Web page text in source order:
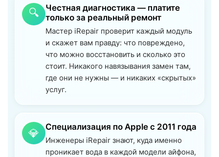
🔍
Честная диагностика — платите
только за реальный ремонт
Мастер iRepair проверит каждый модуль
и скажет вам правду: что повреждено,
что можно восстановить и сколько это
стоит. Никакого навязывания замен там,
где они не нужны — и никаких «скрытых»
услуг.
💎 Специализация по Apple с 2011 года
Инженеры iRepair знают, куда именно
проникает вода в каждой модели айфона,